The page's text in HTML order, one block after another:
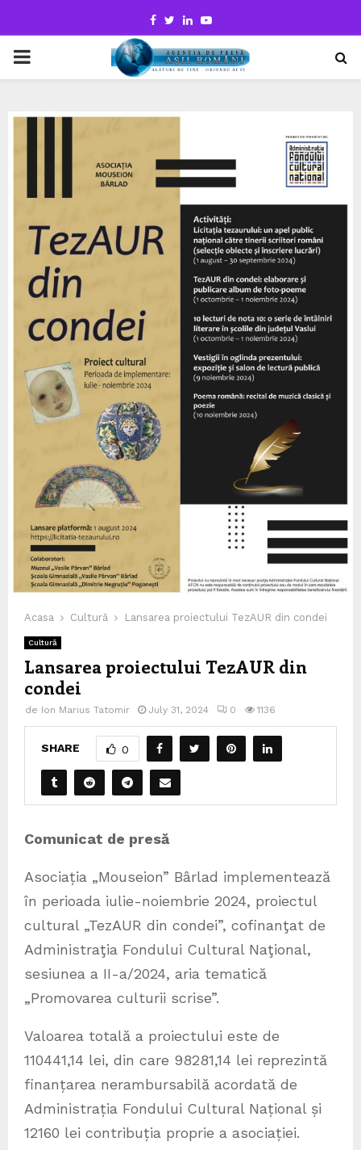
Facebook
TwitterLinkedinYoutube
PRIMARY
Acasa Cultură Lansarea proiectului TezAUR din condei
Cultură
Lansarea proiectului TezAUR din
condei
de Ion Marius Tatomir July 31, 2024 0 1136
SHARE 0
Comunicat de presă
Asociația „Mouseion” Bârlad implementează
în perioada iulie-noiembrie 2024, proiectul
cultural „TezAUR din condei”, cofinanţat de
Administraţia Fondului Cultural Naţional,
sesiunea a II-a/2024, aria tematică
„Promovarea culturii scrise”.
Valoarea totală a proiectului este de
110441,14 lei, din care 98281,14 lei reprezintă
finanțarea nerambursabilă acordată de
Administrația Fondului Cultural Național și
12160 lei contribuția proprie a asociației.